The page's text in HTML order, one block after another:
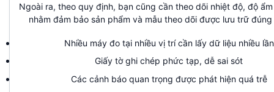
Ngoài ra, theo quy định, bạn cũng cần theo dõi nhiệt độ, độ
nhằm đảm bảo sản phẩm và mẫu theo dõi được lưu trữ
Nhiều máy đo tại nhiều vị trí cần lấy dữ liệu nhiều lần
Giấy tờ ghi chép phức tạp, dễ sai sót
Các cảnh báo quan trọng được phát hiện quá trễ